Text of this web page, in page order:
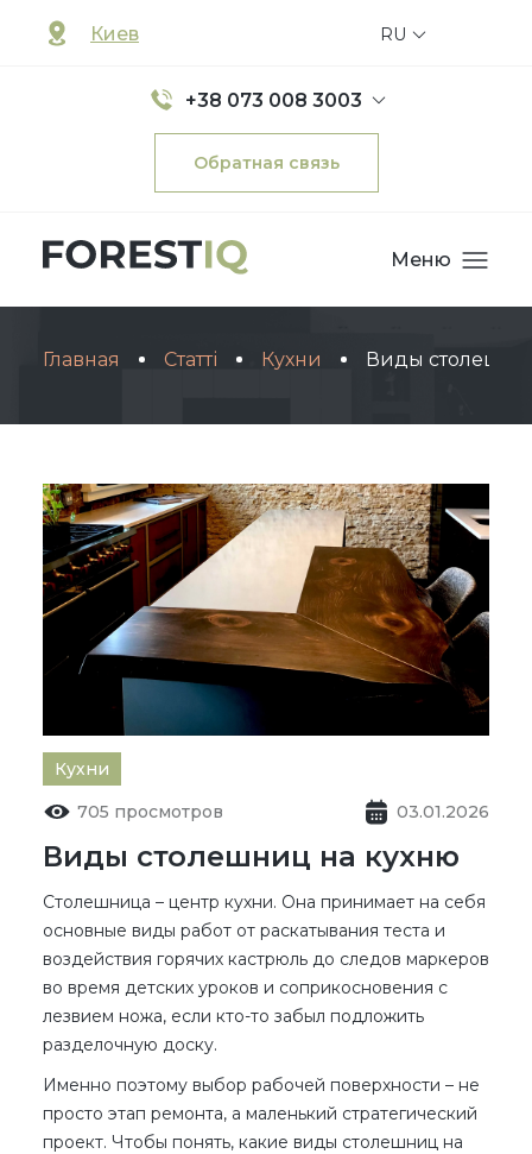
Киев
+38 073 008 3003
Обратная связь
RU
Меню
Главная Статті Кухни Виды
Кухни
705 просмотров
03.01.2026
Виды столешниц на кухню
Столешница – центр кухни. Она принимает на себя
основные виды работ от раскатывания теста и
воздействия горячих кастрюль до следов маркеров
во время детских уроков и соприкосновения с
лезвием ножа, если кто-то забыл подложить
разделочную доску.
Именно поэтому выбор рабочей поверхности – не
просто этап ремонта, а маленький стратегический
проект. Чтобы понять, какие виды столешниц на